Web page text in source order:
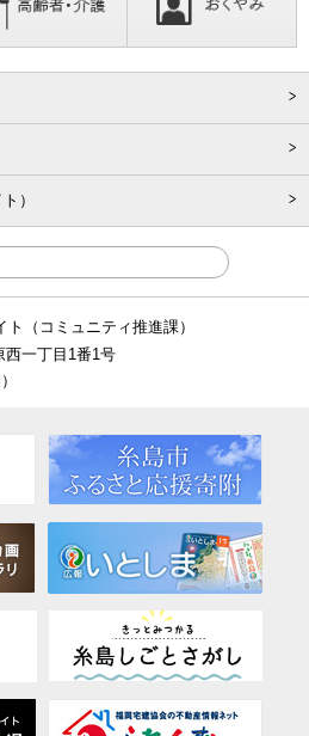
）
（コミュニティ推進課）
西一丁目1番1号